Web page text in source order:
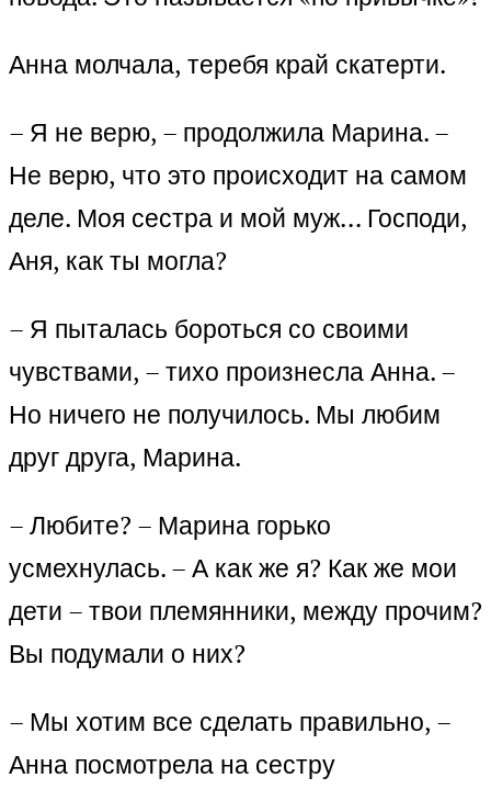
Анна молчала, теребя край скатерти.
– Я не верю, – продолжила Марина. –
Не верю, что это происходит на самом
деле. Моя сестра и мой муж… Господи,
Аня, как ты могла?
– Я пыталась бороться со своими
чувствами, – тихо произнесла Анна. –
Но ничего не получилось. Мы любим
друг друга, Марина.
– Любите? – Марина горько
усмехнулась. – А как же я? Как же мои
дети – твои племянники, между прочим?
Вы подумали о них?
– Мы хотим все сделать правильно, –
Анна посмотрела на сестру